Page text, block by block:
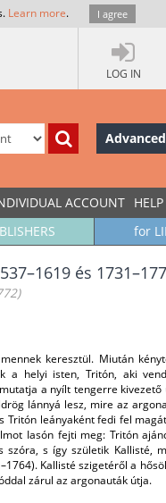
Learn more. I agree
LOG IN
ACCOUNT HELP
for
és
keresztül. Miután
a helyi isten, Tritón, aki
a nyílt tengerre kivezető
lánnyá lesz, mire az
Tritón leányaként fedi fel
Iasón fejti meg: Tritón
s így születik Kallisté,
Kallisté szigetéről a
zárul az argonauták útja.